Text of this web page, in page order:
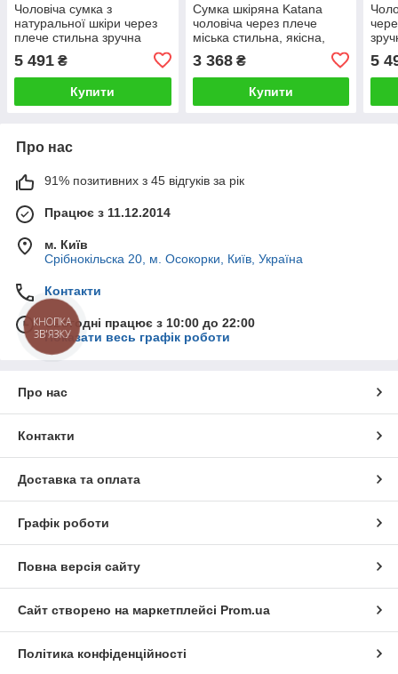
Чоловіча сумка з
натуральної шкіри через
плече стильна зручна
5 491 ₴
Купити
Сумка шкіряна Katana
чоловіча через плече
міська стильна, якісна,
3 368₴
Купити
5
Про нас
91% позитивних з 45 відгуків за рік
Працює з 11.12.2014
м. Київ
Срібнокільска 20, м. Осокорки, Київ, Україна
Контакти
Сьогодні працює з 10:00 до 22:00
Показати весь графік роботи
Про нас
Контакти
Доставка та оплата
Графік роботи
Повна версія сайту
Сайт створено на маркетплейсі Prom.ua
Політика конфіденційності
КНОПКА
ЗВ'ЯЗКУ